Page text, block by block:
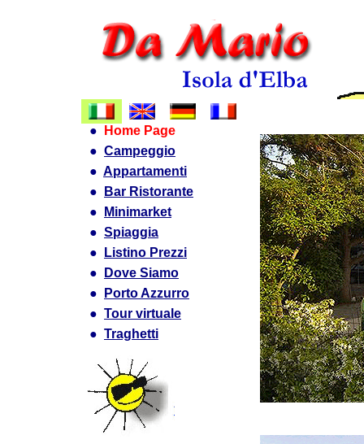
●
Home Page
● Campeggio
● Appartamenti
●
Bar Ristorante
●
Minimarket
● Spiaggia
●
Listino Prezzi
●
Dove Siamo
●
Porto Azzurro
● Tour virtuale
● Traghetti